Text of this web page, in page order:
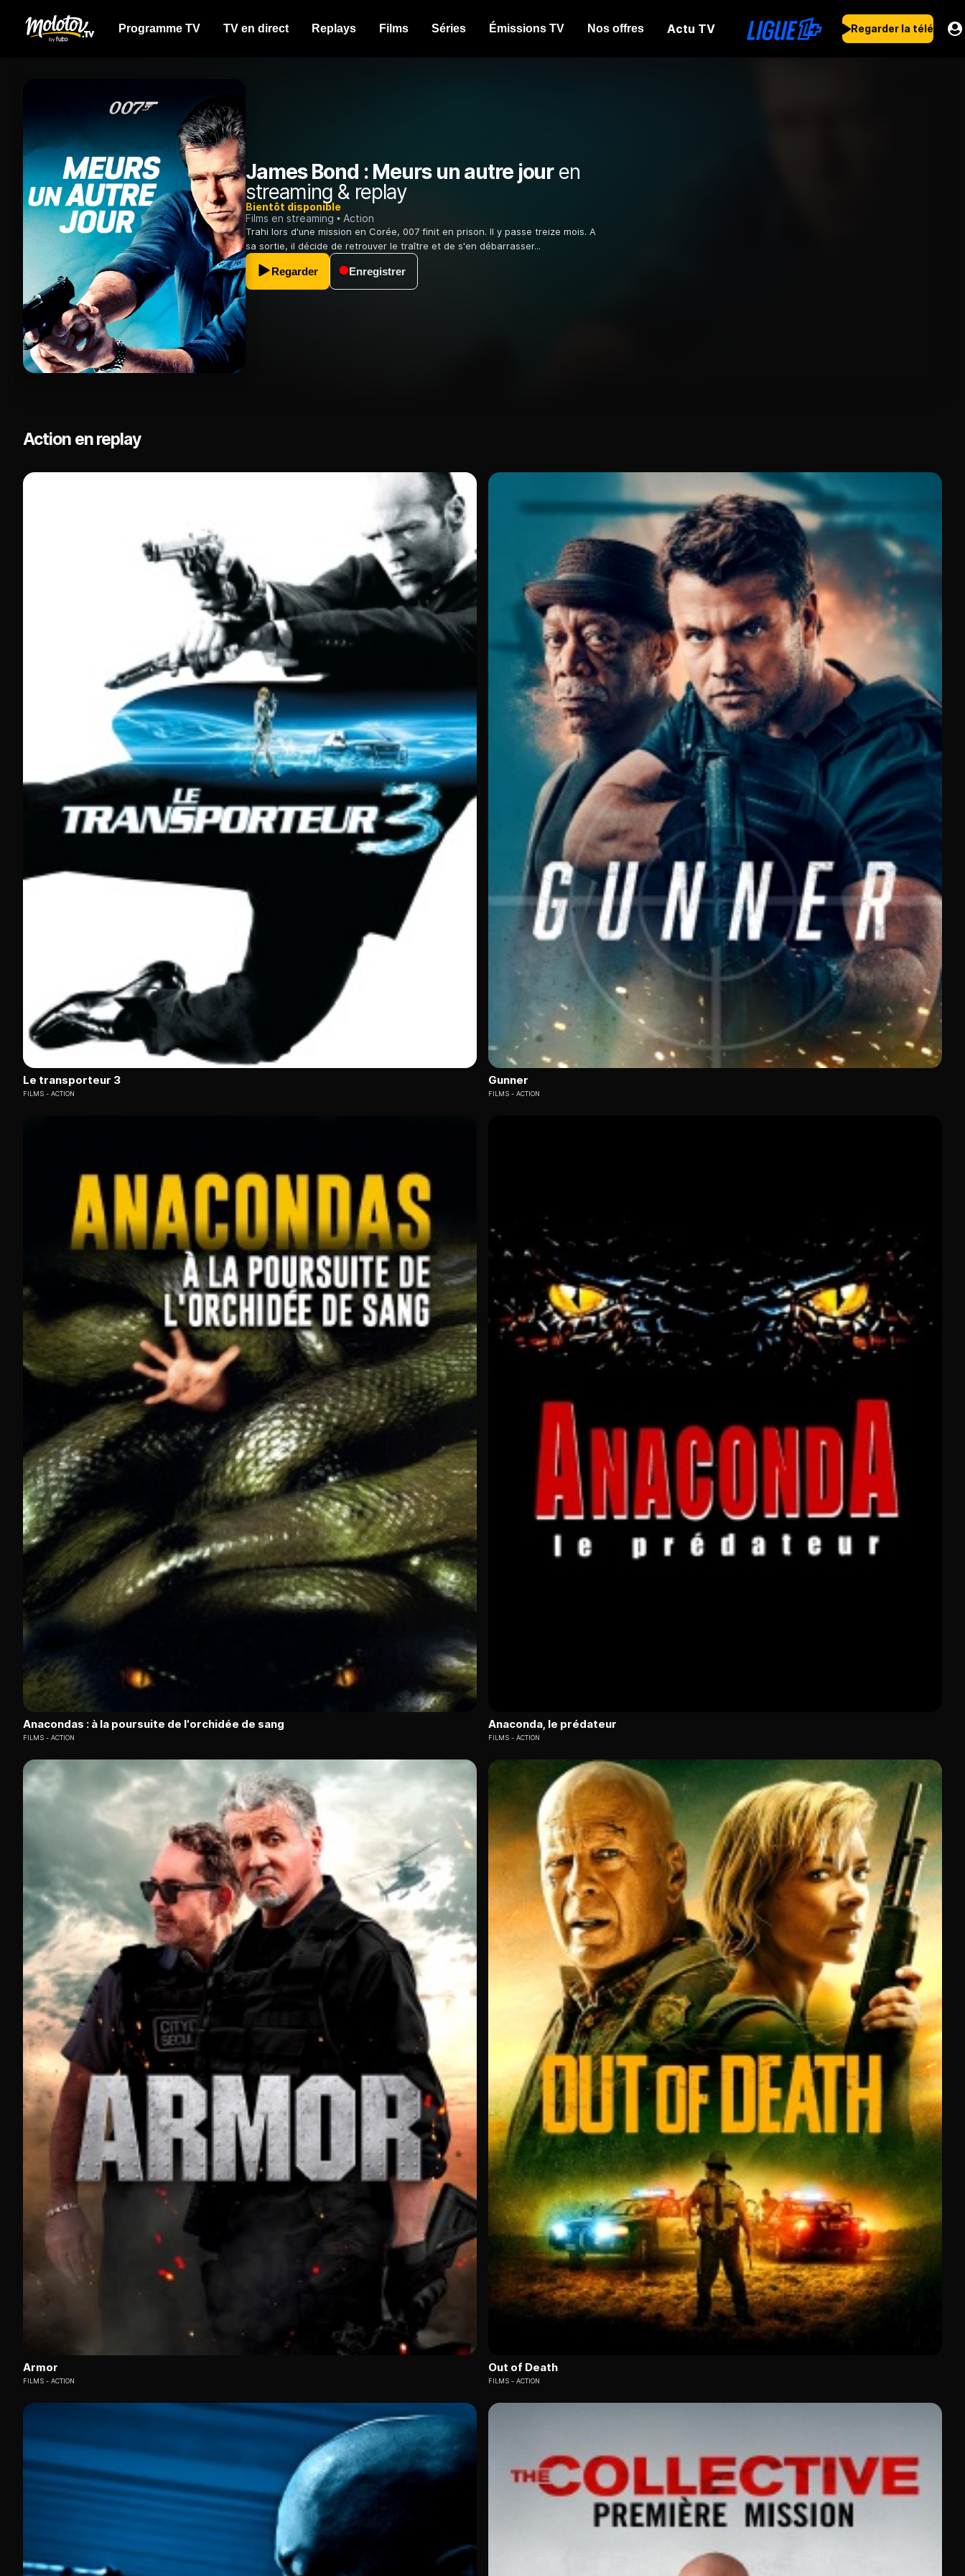
Programme TV TV en direct Replays Films Séries Émissions TV Nos offres Actu TV Regarder la télé
James Bond : Meurs un autre jouren
streaming & replay
Bientôt disponible
Films en streaming
Action
Trahi lors d'une mission en Corée, 007 finit en prison. Il y passe treize mois. A
sa sortie, il décide de retrouver le traître et de s'en débarrasser...
Regarder Enregistrer
Action en replay
Le transporteur 3
FILMS ACTION
Gunner
FILMS ACTION
Anacondas : à la poursuite de l'orchidée de sang
FILMS ACTION
Anaconda, le prédateur
FILMS ACTION
Armor
FILMS ACTION
Out of Death
FILMS ACTION